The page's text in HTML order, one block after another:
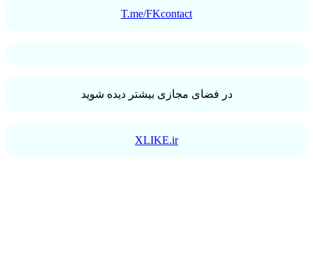
T.me/FKcontact
در فضای مجازی بیشتر دیده شوید
XLIKE.ir